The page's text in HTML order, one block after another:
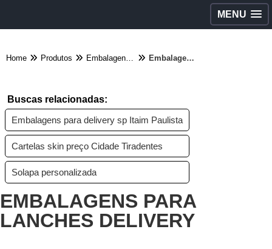
MENU
Home Produtos Embalagens diversas - Categoria Embalagens para lanches delivery
Buscas relacionadas:
Embalagens para delivery sp Itaim Paulista
Cartelas skin preço Cidade Tiradentes
Solapa personalizada
EMBALAGENS PARA
LANCHES DELIVERY